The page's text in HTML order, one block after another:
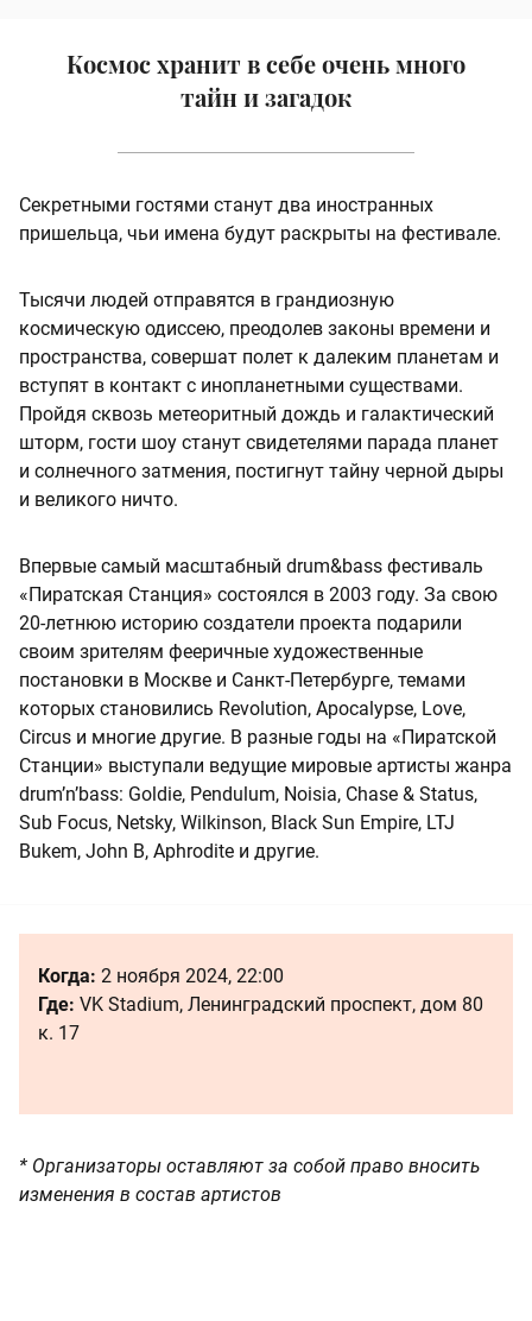
Космос хранит в себе очень много
тайн и загадок
Секретными гостями станут два иностранных
пришельца, чьи имена будут раскрыты на фестивале.
Тысячи людей отправятся в грандиозную
космическую одиссею, преодолев законы времени и
пространства, совершат полет к далеким планетам и
вступят в контакт с инопланетными существами.
Пройдя сквозь метеоритный дождь и галактический
шторм, гости шоу станут свидетелями парада планет
и солнечного затмения, постигнут тайну черной дыры
и великого ничто.
Впервые самый масштабный drum&bass фестиваль
«Пиратская Станция» состоялся в 2003 году. За свою
20-летнюю историю создатели проекта подарили
своим зрителям фееричные художественные
постановки в Москве и Санкт-Петербурге, темами
которых становились Revolution, Apocalypse, Love,
Circus и многие другие. В разные годы на «Пиратской
Станции» выступали ведущие мировые артисты жанра
drum’n’bass: Goldie, Pendulum, Noisia, Chase & Status,
Sub Focus, Netsky, Wilkinson, Black Sun Empire, LTJ
Bukem, John B, Aphrodite и другие.
Когда: 2 ноября 2024, 22:00
Где: VK Stadium, Ленинградский проспект, дом 80
к. 17
* Организаторы оставляют за собой право вносить
изменения в состав артистов